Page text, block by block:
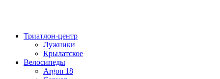
Триатлон-центр
Лужники
Крылатское
Велосипеды
Argon 18